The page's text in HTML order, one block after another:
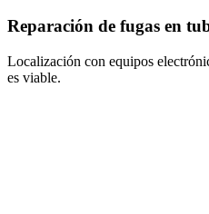
Reparación de fugas en
Localización con equipos
es viable.